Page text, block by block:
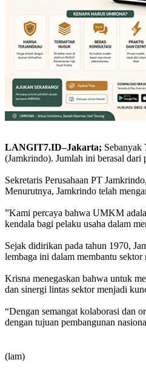
LANGIT7.ID–Jakarta; Sebanyak
(Jamkrindo). Jumlah ini berasal
Sekretaris Perusahaan PT
Menurutnya, Jamkrindo telah
”Kami percaya bahwa UMKM
kendala bagi pelaku usaha dalam
Sejak didirikan pada tahun 1970,
lembaga ini dalam membantu
Krisna menegaskan bahwa untuk
dan sinergi lintas sektor menjadi
“Dengan semangat kolaborasi dan
dengan tujuan pembangunan
(lam)